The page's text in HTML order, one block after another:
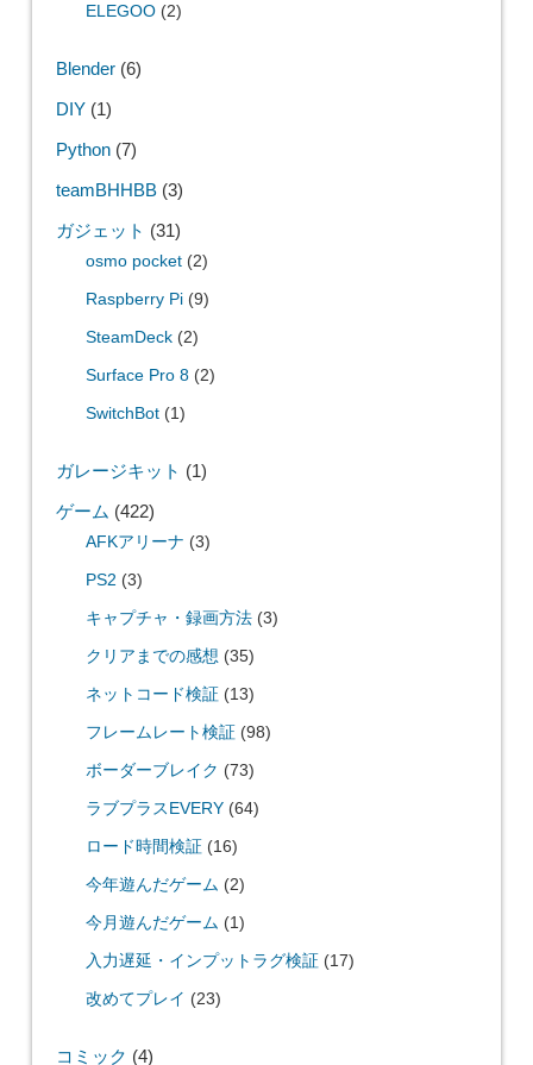
ELEGOO(2)
Blender(6)
DIY(1)
Python(7)
teamBHHBB(3)
ガジェット (31)
osmo pocket(2)
Raspberry Pi(9)
SteamDeck(2)
Surface Pro 8(2)
SwitchBot(1)
ガレージキット (1)
ゲーム (422)
AFKアリーナ (3)
PS2 (3)
キャプチャ・録画方法(3)
クリアまでの感想 (35)
ネットコード検証(13)
フレームレート検証(98)
ボーダーブレイク (73)
ラブプラスEVERY(64)
ロード時間検証(16)
今年遊んだゲーム (2)
今月遊んだゲーム (1)
入力遅延・インプットラグ検証(17)
改めてプレイ (23)
コミック (4)